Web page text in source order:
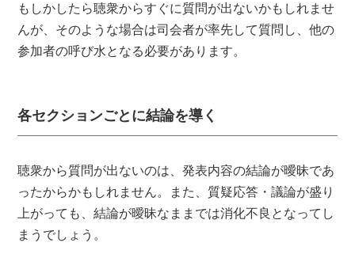
もしかしたら聴衆からすぐに質問が出ないかもしれませ
んが、そのような場合は司会者が率先して質問し、他の
参加者の呼び水となる必要があります。
各セクションごとに結論を導く
聴衆から質問が出ないのは、発表内容の結論が曖昧であ
ったからかもしれません。また、質疑応答・議論が盛り
上がっても、結論が曖昧なままでは消化不良となってし
まうでしょう。